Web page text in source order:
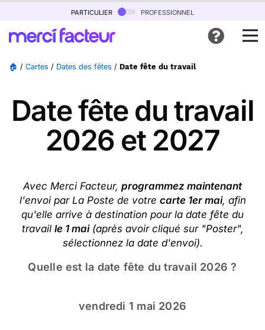
particulier professionnel
🏠 / Cartes / Dates des fêtes / Date fête du travail
Date fête du travail
2026 et 2027
Avec Merci Facteur, programmez maintenant
l'envoi par La Poste de votre carte 1er mai, afin
qu'elle arrive à destination pour la date fête du
travail le 1 mai(après avoir cliqué sur "Poster",
sélectionnez la date d'envoi).
Quelle est la date fête du travail 2026 ?
vendredi 1 mai 2026